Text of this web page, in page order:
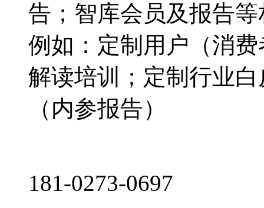
告；智库会员及报告
例如：定制用户（消
解读培训；定制行业
（内参报告）
181-0273-0697